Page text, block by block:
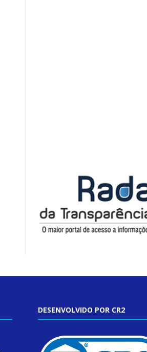
DESENVOLVIDO POR CR2